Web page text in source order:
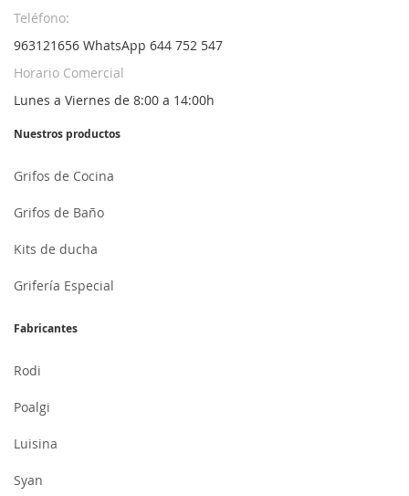
Teléfono:
963121656 WhatsApp 644 752 547
Horario Comercial
Lunes a Viernes de 8:00 a 14:00h
Nuestros productos
Grifos de Cocina
Grifos de Baño
Kits de ducha
Grifería Especial
Fabricantes
Rodi
Poalgi
Luisina
Syan